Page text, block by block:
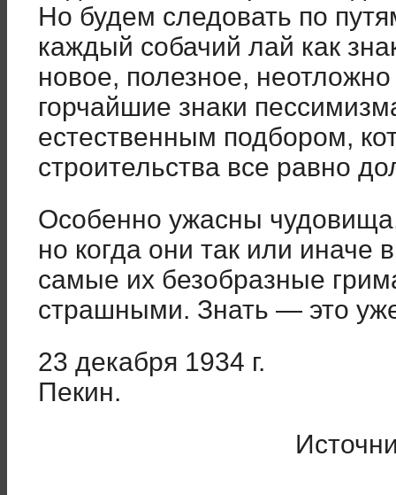
Но будем следовать по
каждый собачий лай как
новое, полезное,
горчайшие знаки
естественным подбором,
строительства все равно
Особенно ужасны
но когда они так или иначе
самые их безобразные
страшными. Знать — это
23 декабря 1934 г.
Пекин.